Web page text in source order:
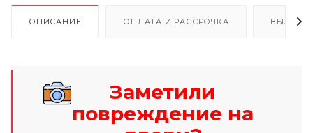
ОПИСАНИЕ ОПЛАТА И РАССРОЧКА ВЫЗОВ
Заметили
повреждение на